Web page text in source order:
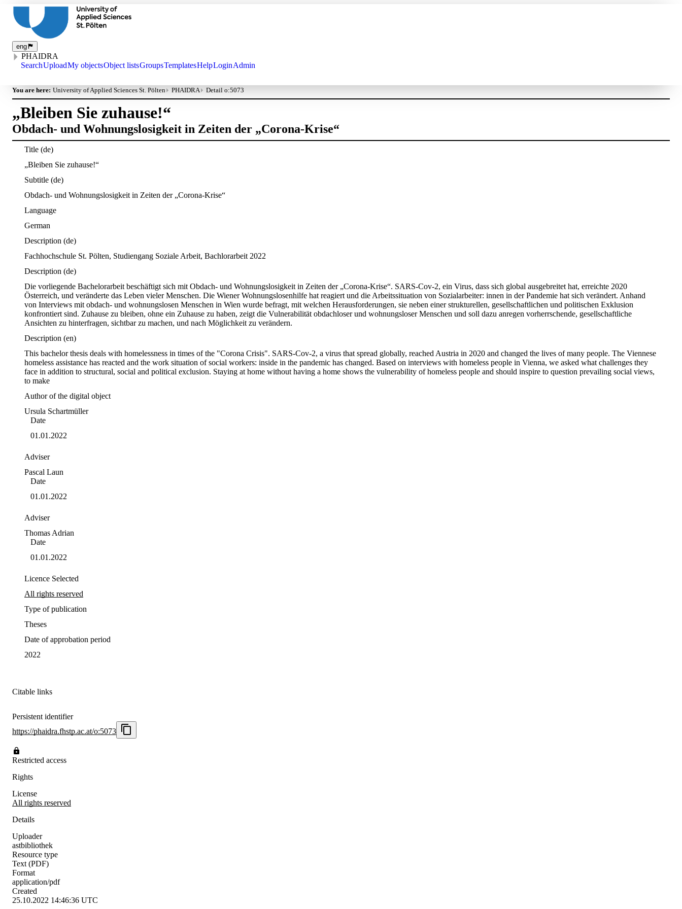
eng
PHAIDRA
SearchUploadMy objectsObject listsGroupsTemplatesHelpLoginAdmin
You are here: University of Applied Sciences St. Pölten PHAIDRA Detail o:5073
„Bleiben Sie zuhause!“
Obdach- und Wohnungslosigkeit in Zeiten der „Corona-Krise“
Title (de)
„Bleiben Sie zuhause!“
Subtitle (de)
Obdach- und Wohnungslosigkeit in Zeiten der „Corona-Krise“
Language
German
Description (de)
Fachhochschule St. Pölten, Studiengang Soziale Arbeit, Bachlorarbeit 2022
Description (de)
Die vorliegende Bachelorarbeit beschäftigt sich mit Obdach- und Wohnungslosigkeit in Zeiten der „Corona-Krise“. SARS-Cov-2, ein Virus, dass sich global ausgebreitet hat, erreichte 2020
Österreich, und veränderte das Leben vieler Menschen. Die Wiener Wohnungslosenhilfe hat reagiert und die Arbeitssituation von Sozialarbeiter: innen in der Pandemie hat sich verändert. Anhand
von Interviews mit obdach- und wohnungslosen Menschen in Wien wurde befragt, mit welchen Herausforderungen, sie neben einer strukturellen, gesellschaftlichen und politischen Exklusion
konfrontiert sind. Zuhause zu bleiben, ohne ein Zuhause zu haben, zeigt die Vulnerabilität obdachloser und wohnungsloser Menschen und soll dazu anregen vorherrschende, gesellschaftliche
Ansichten zu hinterfragen, sichtbar zu machen, und nach Möglichkeit zu verändern.
Description (en)
This bachelor thesis deals with homelessness in times of the "Corona Crisis". SARS-Cov-2, a virus that spread globally, reached Austria in 2020 and changed the lives of many people. The Viennese
homeless assistance has reacted and the work situation of social workers: inside in the pandemic has changed. Based on interviews with homeless people in Vienna, we asked what challenges they
face in addition to structural, social and political exclusion. Staying at home without having a home shows the vulnerability of homeless people and should inspire to question prevailing social views,
to make
Author of the digital object
Ursula Schartmüller
Date
01.01.2022
Adviser
Pascal Laun
Date
01.01.2022
Adviser
Thomas Adrian
Date
01.01.2022
Licence Selected
All rights reserved
Type of publication
Theses
Date of approbation period
2022
Citable links
Persistent identifier
https://phaidra.fhstp.ac.at/o:5073
Restricted access
Rights
License
All rights reserved
Details
Uploader
astbibliothek
Resource type
Text (PDF)
Format
application/pdf
Created
25.10.2022 14:46:36 UTC